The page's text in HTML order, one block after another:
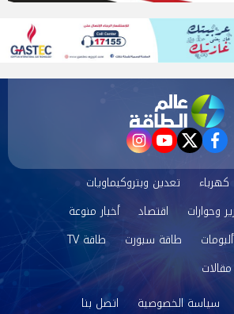
facebook
twitter
youtube
instagram
كهرباء
تعدين وبتروكيماويات
وحوارات اقتصاد
أخبار منوعة
ألبومات طاقة سبورت
طاقة TV
مقالات
سياسة الخصوصية اتصل بنا